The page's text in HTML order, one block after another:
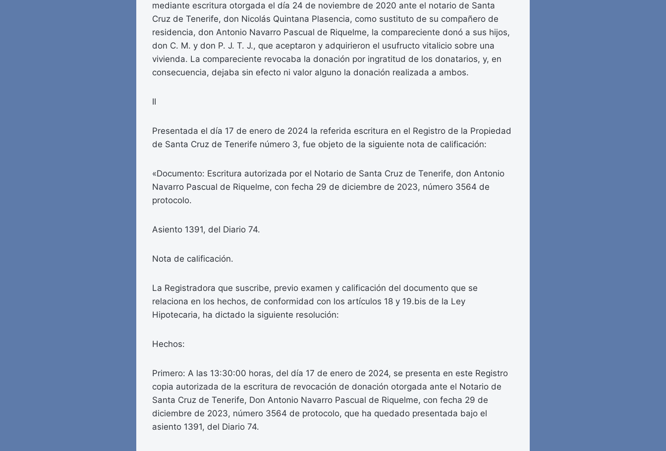
mediante escritura otorgada el día 24 de noviembre de 2020 ante el notario de Santa
Cruz de Tenerife, don Nicolás Quintana Plasencia, como sustituto de su compañero de
residencia, don Antonio Navarro Pascual de Riquelme, la compareciente donó a sus hijos,
don C. M. y don P. J. T. J., que aceptaron y adquirieron el usufructo vitalicio sobre una
vivienda. La compareciente revocaba la donación por ingratitud de los donatarios, y, en
consecuencia, dejaba sin efecto ni valor alguno la donación realizada a ambos.
II
Presentada el día 17 de enero de 2024 la referida escritura en el Registro de la Propiedad
de Santa Cruz de Tenerife número 3, fue objeto de la siguiente nota de calificación:
«Documento: Escritura autorizada por el Notario de Santa Cruz de Tenerife, don Antonio
Navarro Pascual de Riquelme, con fecha 29 de diciembre de 2023, número 3564 de
protocolo.
Asiento 1391, del Diario 74.
Nota de calificación.
La Registradora que suscribe, previo examen y calificación del documento que se
relaciona en los hechos, de conformidad con los artículos 18 y 19.bis de la Ley
Hipotecaria, ha dictado la siguiente resolución:
Hechos:
Primero: A las 13:30:00 horas, del día 17 de enero de 2024, se presenta en este Registro
copia autorizada de la escritura de revocación de donación otorgada ante el Notario de
Santa Cruz de Tenerife, Don Antonio Navarro Pascual de Riquelme, con fecha 29 de
diciembre de 2023, número 3564 de protocolo, que ha quedado presentada bajo el
asiento 1391, del Diario 74.